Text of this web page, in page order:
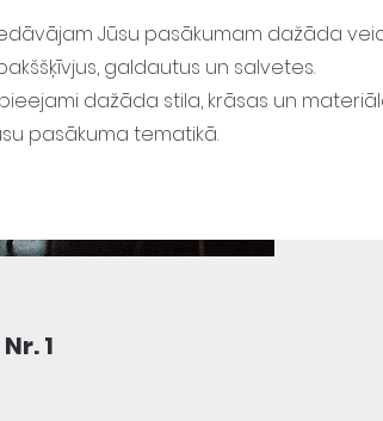
1
Jūsu pasākumam dažāda
galdautus un salvetes.
dažāda stila, krāsas un
pasākuma tematikā.